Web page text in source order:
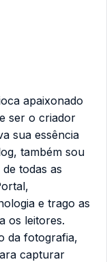
apaixonado
ser o criador
sua essência
também sou
todas as
e trago as
os leitores.
da fotografia,
capturar